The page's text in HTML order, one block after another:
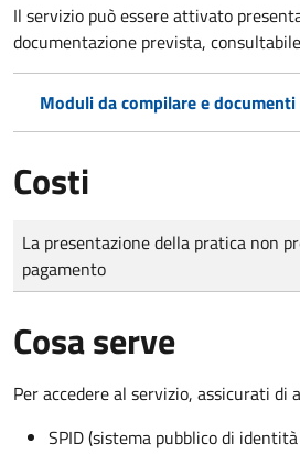
Il servizio può essere attivato
documentazione prevista,
Moduli da compilare e
Costi
Tipo di pagamento
Importo
La presentazione della pratica non
pagamento
Cosa serve
Per accedere al servizio, assicurati di
SPID (sistema pubblico di